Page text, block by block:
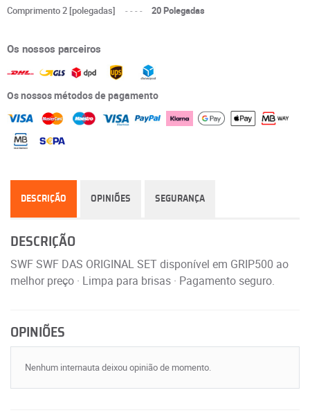
Comprimento 2 [polegadas]
---- 20 Polegadas
Os nossos parceiros
Os nossos métodos de pagamento
DESCRIÇÃO OPINIÕES SEGURANÇA
DESCRIÇÃO
SWF SWF DAS ORIGINAL SET disponível em GRIP500 ao
melhor preço · Limpa para brisas · Pagamento seguro.
OPINIÕES
Nenhum internauta deixou opinião de momento.